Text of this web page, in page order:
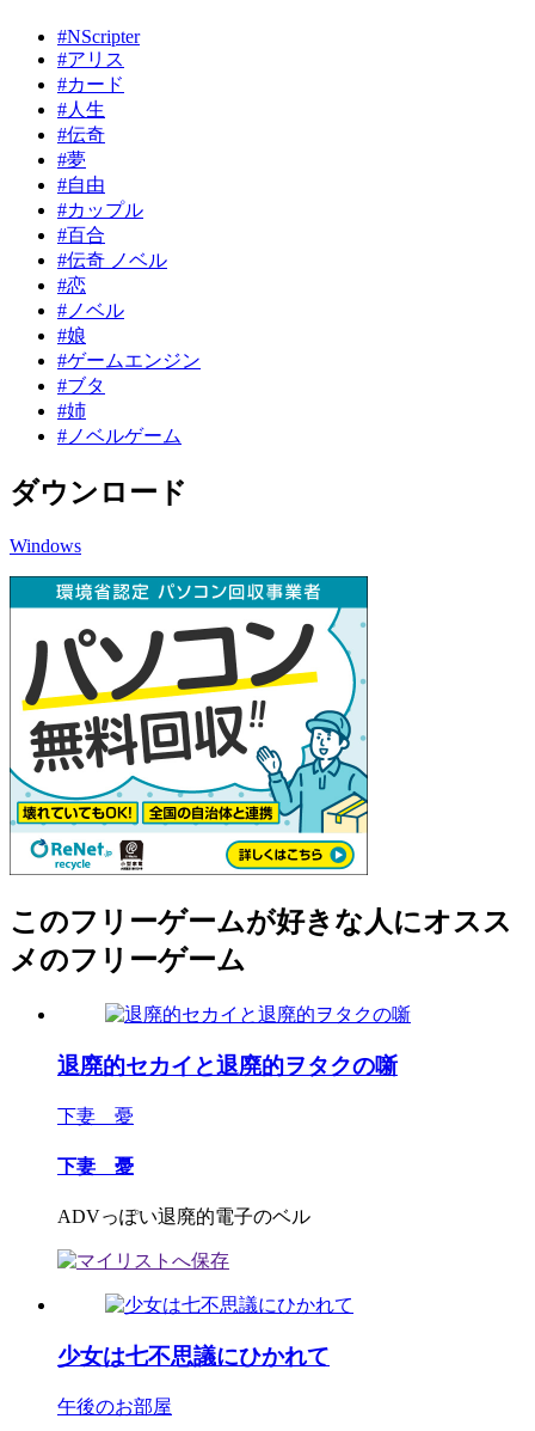
#NScripter
#アリス
#カード
#人生
#伝奇
#夢
#自由
#カップル
#百合
#伝奇 ノベル
#恋
#ノベル
#娘
#ゲームエンジン
#ブタ
#姉
#ノベルゲーム
ダウンロード
Windows
このフリーゲームが好きな人にオスス
メのフリーゲーム
退廃的セカイと退廃的ヲタクの噺
下妻 憂
下妻 憂
ADVっぽい退廃的電子のベル
少女は七不思議にひかれて
午後のお部屋